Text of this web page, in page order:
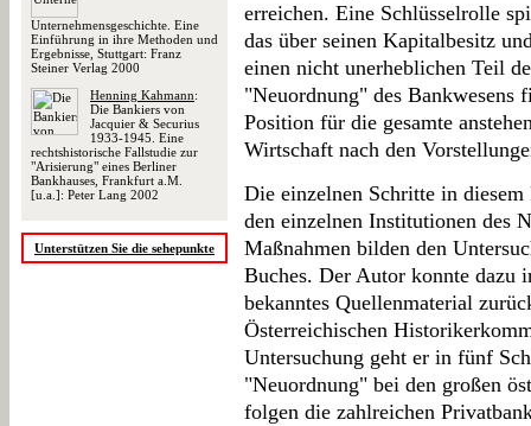
Unternehmensgeschichte. Eine
Einführung in ihre Methoden und
Ergebnisse, Stuttgart: Franz
Steiner Verlag 2000
Henning Kahmann:
Die Bankiers von
Jacquier & Securius
1933-1945. Eine
rechtshistorische Fallstudie zur
"Arisierung" eines Berliner
Bankhauses, Frankfurt a.M.
[u.a.]: Peter Lang 2002
Unterstützen Sie die sehepunkte
erreichen. Eine Schlüsselrolle
das über seinen Kapitalbesitz
einen nicht unerheblichen Teil
"Neuordnung" des
Position für die gesamte
Wirtschaft nach den
Die einzelnen Schritte in
den einzelnen Institutionen des
Maßnahmen bilden den
Buches. Der Autor konnte dazu
bekanntes Quellenmaterial
Österreichischen
Untersuchung geht er in fünf
"Neuordnung" bei den großen
folgen die zahlreichen